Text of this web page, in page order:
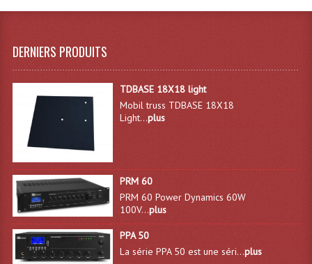
Angles Structure TRIO290
Angles Structure Triodéco
Angles Trio Steel Acier
Cercle Struct Carrée 290
Cercle Struct SCC Carre
Cercle Struct Triangulaire290
Crochets Et Accessoires
DERNIERS PRODUITS
TDBASE 18X18 light
Mobil truss TDBASE 18X18
Light...plus
PRM 60
PRM 60 Power Dynamics 60W
100V...plus
PPA 50
La série PPA 50 est une séri...plus